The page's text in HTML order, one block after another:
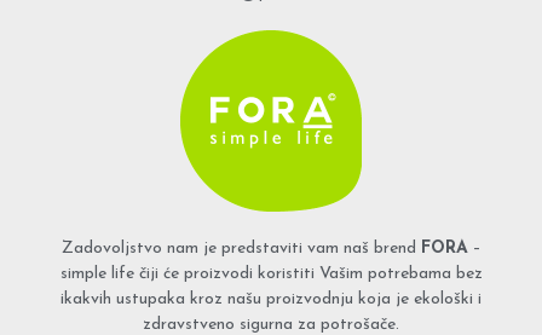
Zadovoljstvo nam je predstaviti vam naš brend FORA–
simple life čiji će proizvodi koristiti Vašim potrebama bez
ikakvih ustupaka kroz našu proizvodnju koja je ekološki i
zdravstveno sigurna za potrošače.